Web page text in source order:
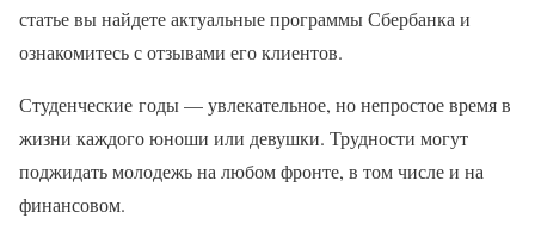
статье вы найдете актуальные программы Сбербанка и
ознакомитесь с отзывами его клиентов.
Студенческие годы — увлекательное, но непростое время в
жизни каждого юноши или девушки. Трудности могут
поджидать молодежь на любом фронте, в том числе и на
финансовом.